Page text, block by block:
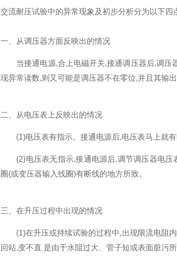
交流耐压试验中的异常现象及初步分析分为以下四
一、从调压器方面反映出的情况
当接通电源,合上电磁开关,接通调压器后,调压
现异常读数,则又可能是调压器不在零位,并且其输
二、从电压表上反映出的情况
(1)电压表有指示。接通电源后,电压表马上就有
(2)电压表无指示,接通电源后,调节调压器电压
圈(或变压器输入线圈)有断线的地方所致。
三、在升压过程中出现的情况
(1)在升压或持续试验的过程中,出现限流电阻内
回站,变不直 是由于水阻过大、管子短或表面脏污所